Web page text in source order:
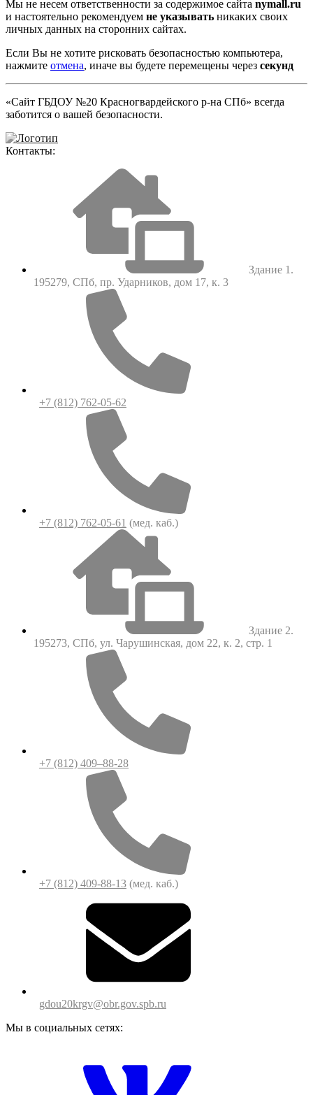
Мы не несем ответственности за содержимое сайта nymall.ru
и настоятельно рекомендуем не указывать никаких своих
личных данных на сторонних сайтах.
Если Вы не хотите рисковать безопасностью компьютера,
нажмите отмена, иначе вы будете перемещены через секунд
«Сайт ГБДОУ №20 Красногвардейского р-на СПб» всегда
заботится о вашей безопасности.
Контакты:
Здание 1.
195279, СПб, пр. Ударников, дом 17, к. 3
+7 (812) 762-05-62
+7 (812) 762-05-61 (мед. каб.)
Здание 2.
195273, СПб, ул. Чарушинская, дом 22, к. 2, стр. 1
+7 (812) 409–88-28
+7 (812) 409-88-13 (мед. каб.)
gdou20krgv@obr.gov.spb.ru
Мы в социальных сетях: